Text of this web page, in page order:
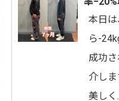
本日
ら-
成功
介しま
美し